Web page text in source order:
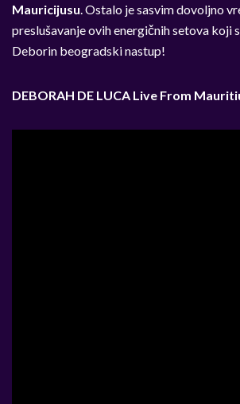
Mauricijusu . Ostalo je sasvim dovoljno
preslušavanje ovih energičnih setova koji
Deborin beogradski nastup!
DEBORAH DE LUCA Live From